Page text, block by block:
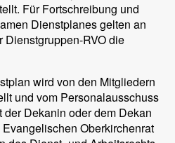
Für Fortschreibung und
Dienstplanes gelten an
RVO die
wird von den Mitgliedern
und vom Personalausschuss
Dekanin oder dem Dekan
Oberkirchenrat